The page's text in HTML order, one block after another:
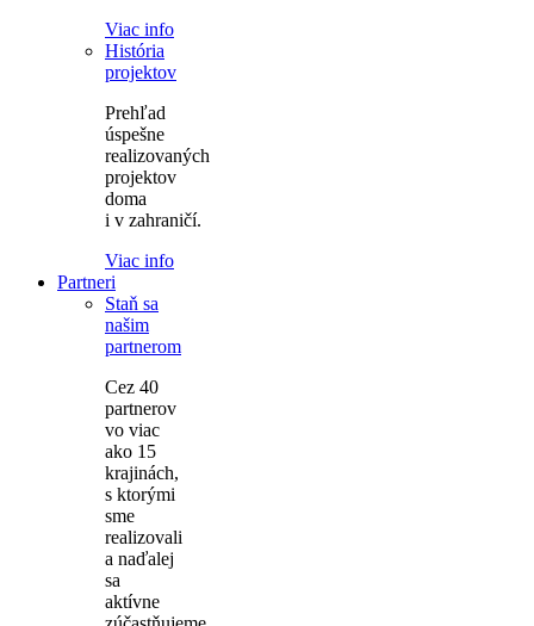
Viac info
História
projektov
Prehľad
úspešne
realizovaných
projektov
doma
i v zahraničí.
Viac info
Partneri
Staň sa
našim
partnerom
Cez 40
partnerov
vo viac
ako 15
krajinách,
s ktorými
sme
realizovali
a naďalej
sa
aktívne